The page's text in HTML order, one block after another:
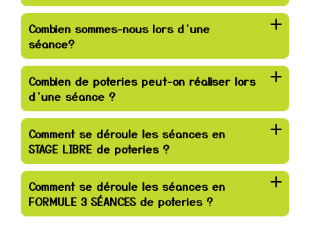
Combien sommes-nous lors d’une
séance?
Combien de poteries peut-on réaliser lors
d’une séance ?
Comment se déroule les séances en
STAGE LIBRE de poteries ?
Comment se déroule les séances en
FORMULE 3 SÉANCES de poteries ?